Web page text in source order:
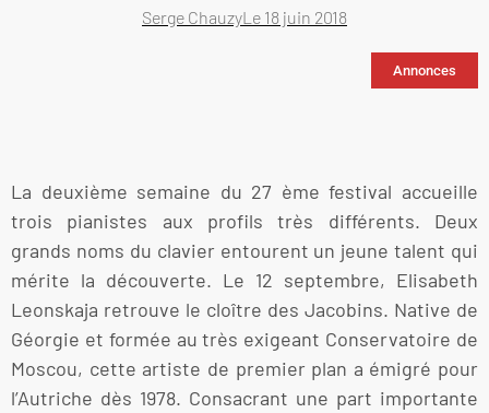
Serge ChauzyLe 18 juin 2018
Annonces
La deuxième semaine du 27 ème festival accueille
trois pianistes aux profils très différents. Deux
grands noms du clavier entourent un jeune talent qui
mérite la découverte. Le 12 septembre, Elisabeth
Leonskaja retrouve le cloître des Jacobins. Native de
Géorgie et formée au très exigeant Conservatoire de
Moscou, cette artiste de premier plan a émigré pour
l’Autriche dès 1978. Consacrant une part importante